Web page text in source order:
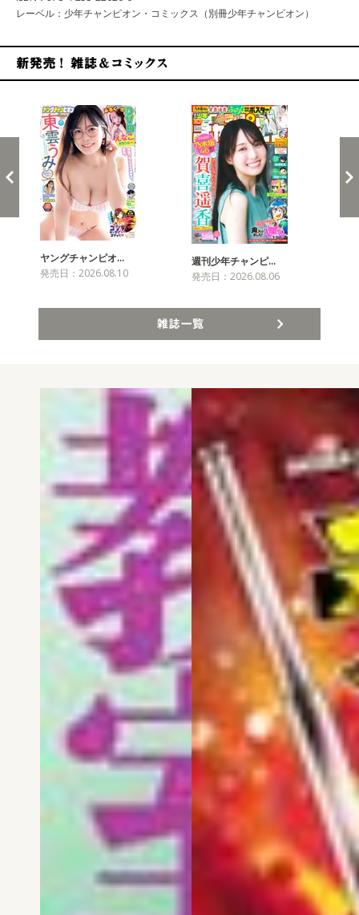
レーベル：少年チャンピオン・コミックス（別冊少年チャンピオン）
ヤングチャンピオ…
発売日：2026.08.10
週刊少年チャンピ…
発売日：2026.08.06